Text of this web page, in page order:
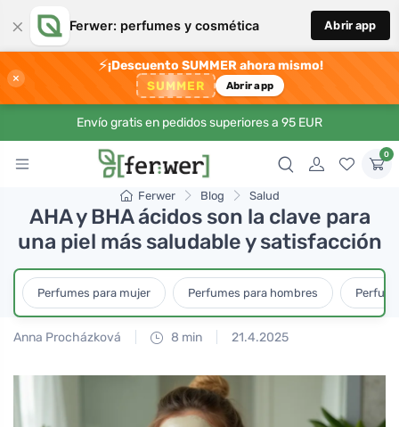
× Ferwer: perfumes y cosmética Abrir app
×
⚡¡Descuento SUMMER ahora mismo!
SUMMER Abrir app
Envío gratis en pedidos superiores a 95 EUR
0
Ferwer Blog Salud
AHA y BHA ácidos son la clave para
una piel más saludable y satisfacción
Perfumes para mujer Perfumes para hombres
Anna Procházková 8 min 21.4.2025